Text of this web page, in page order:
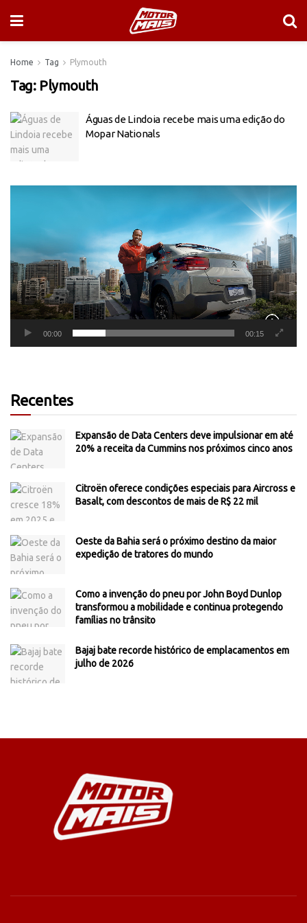
Home Tag Plymouth
Tag: Plymouth
Águas de Lindoia recebe mais uma edição do
Mopar Nationals
00:00 00:15
Recentes
Expansão de Data Centers deve impulsionar em até
20% a receita da Cummins nos próximos cinco anos
Citroën oferece condições especiais para Aircross e
Basalt, com descontos de mais de R$ 22 mil
Oeste da Bahia será o próximo destino da maior
expedição de tratores do mundo
Como a invenção do pneu por John Boyd Dunlop
transformou a mobilidade e continua protegendo
famílias no trânsito
Bajaj bate recorde histórico de emplacamentos em
julho de 2026